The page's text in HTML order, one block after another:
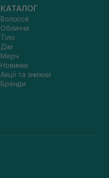
КАТАЛОГ
Волосся
Обличчя
Тіло
Дім
Мерч
Новинки
Акції та знижки
Бренди